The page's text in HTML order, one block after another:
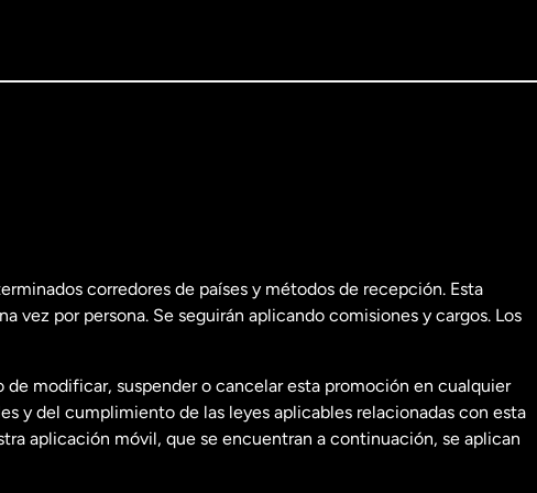
corredores de países y métodos de recepción. Esta
vez por persona. Se seguirán aplicando comisiones y cargos. Los
modificar, suspender o cancelar esta promoción en cualquier
y del cumplimiento de las leyes aplicables relacionadas con esta
aplicación móvil, que se encuentran a continuación, se aplican